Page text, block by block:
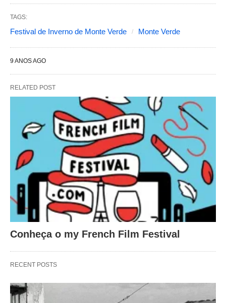
TAGS:
Festival de Inverno de Monte Verde Monte Verde
9 ANOS AGO
RELATED POST
Conheça o my French Film Festival
RECENT POSTS